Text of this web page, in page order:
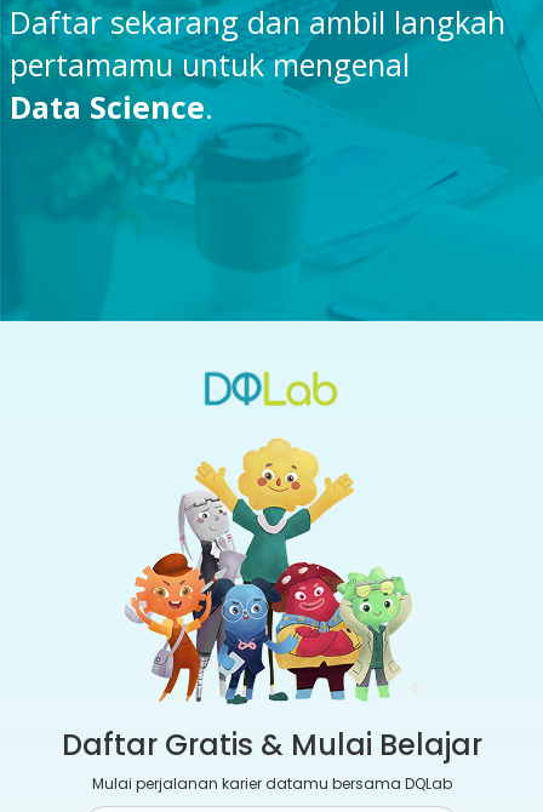
Daftar sekarang dan ambil langkah
pertamamu untuk mengenal
Data Science.
Daftar Gratis & Mulai Belajar
Mulai perjalanan karier datamu bersama DQLab